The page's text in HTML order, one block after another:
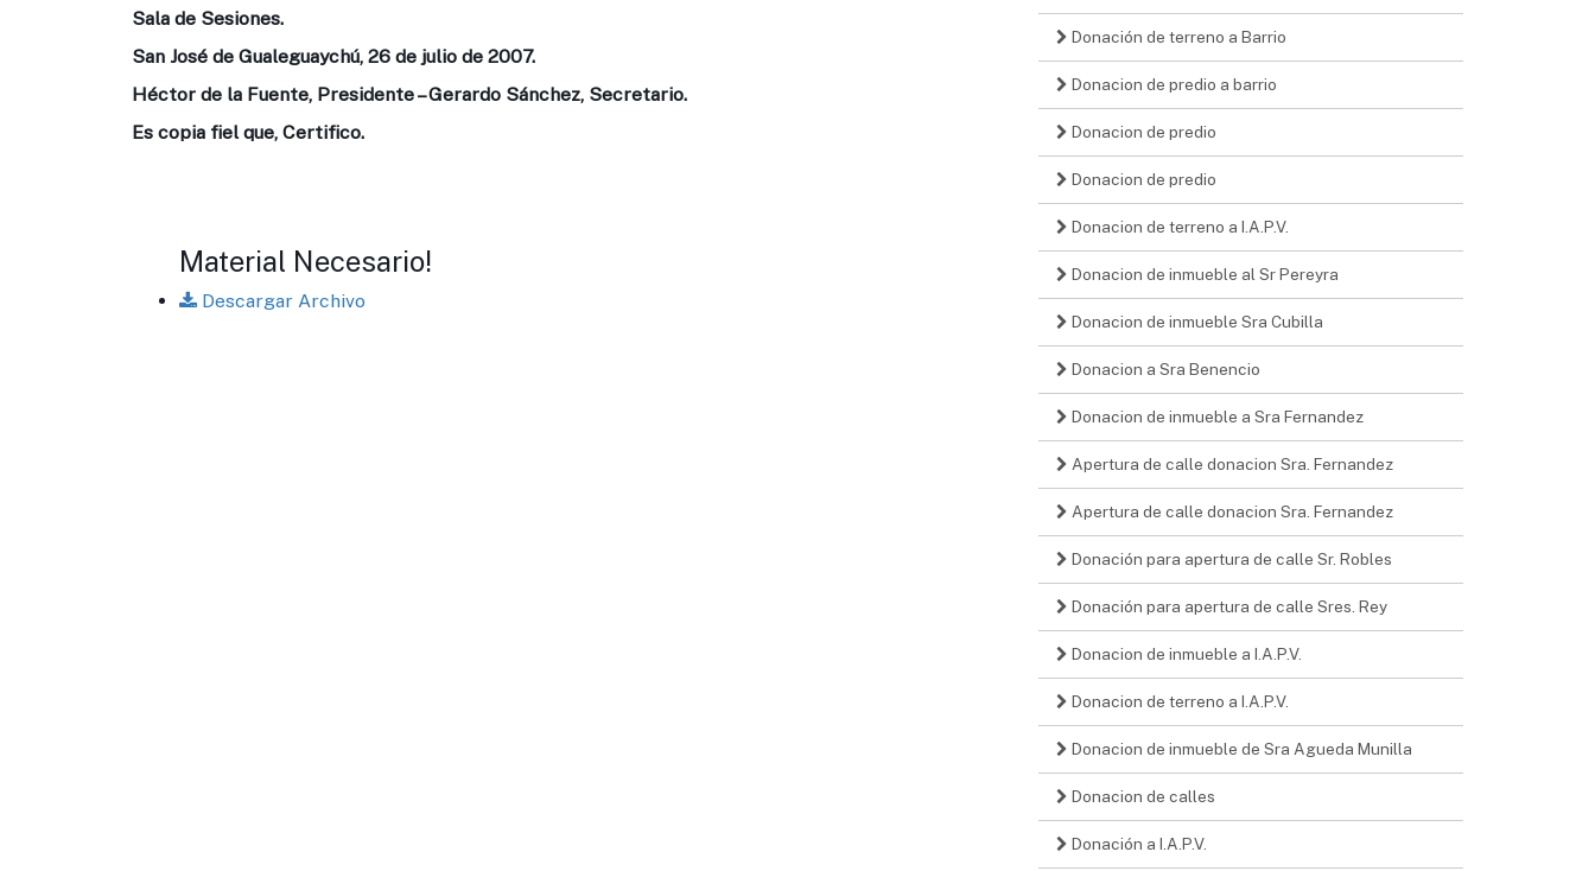
Sala de Sesiones.
San José de Gualeguaychú, 26 de julio de 2007.
Héctor de la Fuente, Presidente – Gerardo Sánchez, Secretario.
Es copia fiel que, Certifico.
Material Necesario!
Descargar Archivo
Donación de terreno a Barrio
Donacion de predio a barrio
Donacion de predio
Donacion de predio
Donacion de terreno a I.A.P.V.
Donacion de inmueble al Sr Pereyra
Donacion de inmueble Sra Cubilla
Donacion a Sra Benencio
Donacion de inmueble a Sra Fernandez
Apertura de calle donacion Sra. Fernandez
Apertura de calle donacion Sra. Fernandez
Donación para apertura de calle Sr. Robles
Donación para apertura de calle Sres. Rey
Donacion de inmueble a I.A.P.V.
Donacion de terreno a I.A.P.V.
Donacion de inmueble de Sra Agueda Munilla
Donacion de calles
Donación a I.A.P.V.